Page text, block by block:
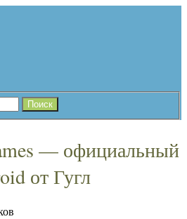
— официальный
от Гугл